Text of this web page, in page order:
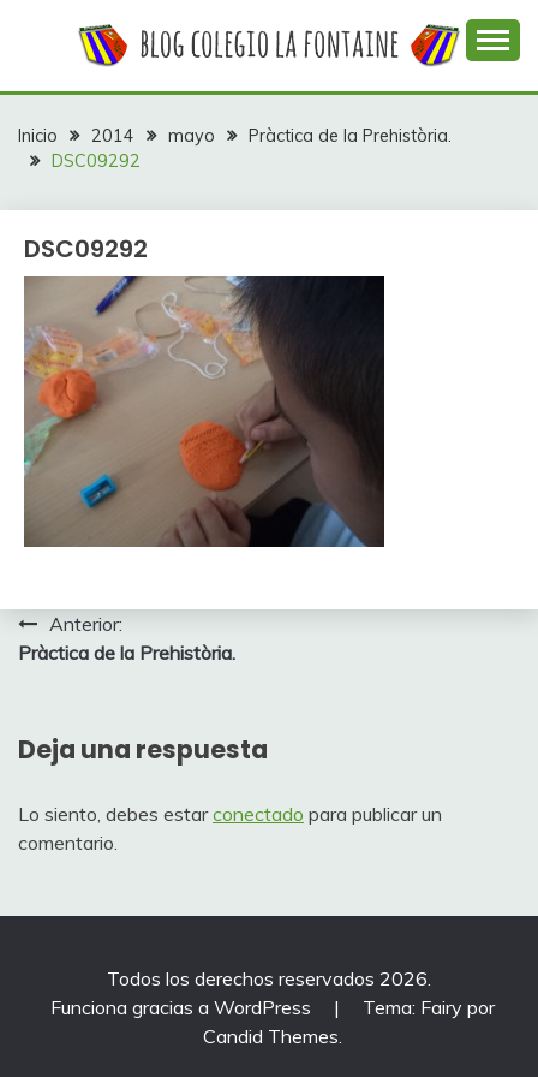
COLEGIO LA
FONTAINE
colegio La Fontaine
Inicio 2014 mayo
Pràctica de la Prehistòria.
DSC09292
DSC09292
Navegación
de
Anterior:
Pràctica de la Prehistòria.
Deja una respuesta
Lo siento, debes estarconectado para publicar un
comentario.
Todos los derechos reservados 2026.
Funciona gracias a WordPress
|
Tema: Fairy por
Candid Themes